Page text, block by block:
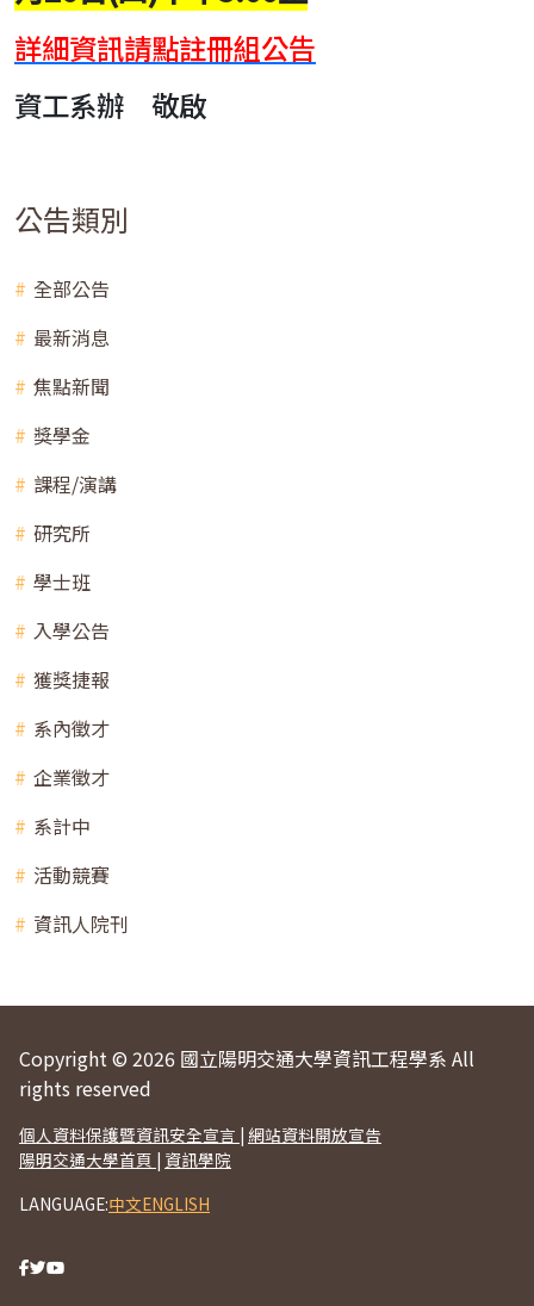
詳細資訊請點註冊組公告
資工系辦 敬啟
公告類別
全部公告
最新消息
焦點新聞
獎學金
課程/演講
研究所
學士班
入學公告
獲獎捷報
系內徵才
企業徵才
系計中
活動競賽
資訊人院刊
Copyright © 2026 國立陽明交通大學資訊工程學系 All
rights reserved
個人資料保護暨資訊安全宣言 | 網站資料開放宣告
陽明交通大學首頁 | 資訊學院
LANGUAGE:中文ENGLISH